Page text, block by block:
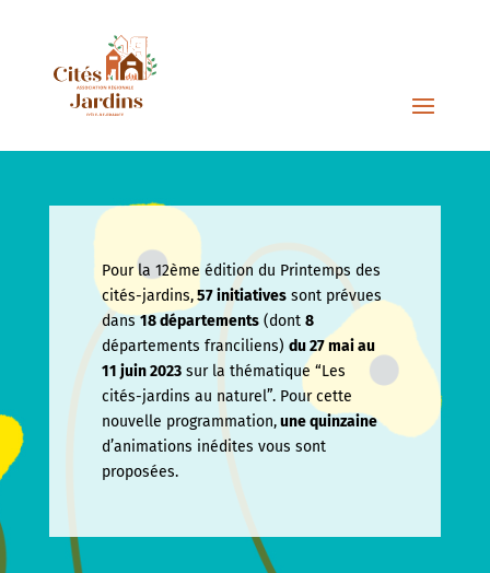
Pour la 12ème édition du Printemps des
cités-jardins,57 initiativessont prévues
dans18 départements(dont 8
départements franciliens) du 27 mai au
11 juin2023sur la thématique “Les
cités-jardins au naturel”. Pour cette
nouvelle programmation,une quinzaine
d’animations inédites vous sont
proposées.